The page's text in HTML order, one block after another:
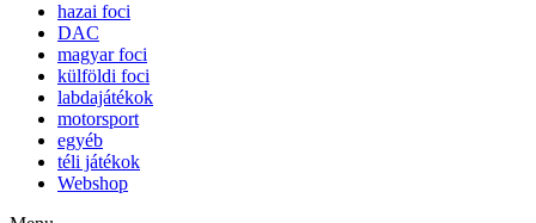
hazai foci
DAC
magyar foci
külföldi foci
labdajátékok
motorsport
egyéb
téli játékok
Webshop